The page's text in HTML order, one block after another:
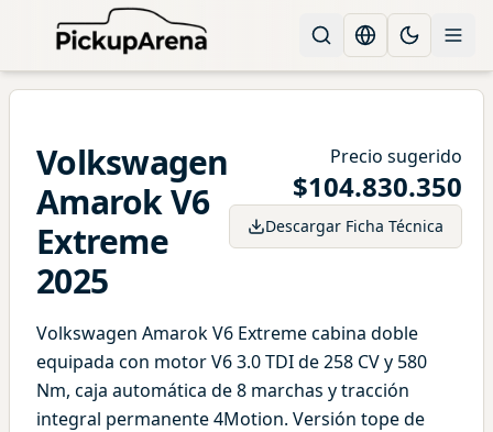
ChangeToggle
Volkswagen
AmarokV6
Extreme
2025
Precio sugerido
$104.830.350
Descargar Ficha Técnica
Volkswagen Amarok V6 Extreme cabina doble
equipada con motor V6 3.0 TDI de 258 CV y 580
Nm, caja automática de 8 marchas y tracción
integral permanente 4Motion. Versión tope de